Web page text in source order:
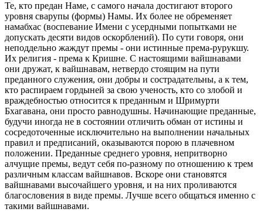
Те, кто предан Наме, с самого начала достигают второго
уровня сварупы (формы) Намы. Их более не обременяет
намабхас (воспевание Имени с усердными попытками не
допускать десяти видов оскорблений). По сути говоря, они
неподдельно жаждут премы - они истинные према-рурукшу.
Их религия - према к Кришне. С настоящими вайшнавами
они дружат, к вайшнавам, нетвердо стоящим на пути
преданного служения, они добры и сострадательны, а к тем,
кто распираем гордыней за свою ученость, кто со злобой и
враждебностью относится к преданным и Шримурти
Бхагавана, они просто равнодушны. Начинающие преданные,
будучи иногда не в состоянии отличить обман от истины и
сосредоточенные исключительно на выполнении начальных
правил и предписаний, оказываются порою в плачевном
положении. Преданные среднего уровня, непритворно
алчущие премы, ведут себя по-разному по отношению к трем
различным классам вайшнавов. Вскоре они становятся
вайшнавами высочайшего уровня, и на них проливаются
благословения в виде премы. Лучше всего общаться именно с
такими вайшнавами.